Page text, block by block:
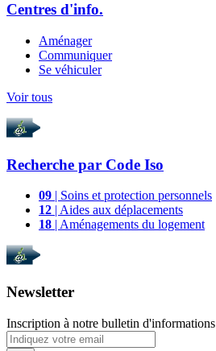
Centres d'info.
Aménager
Communiquer
Se véhiculer
Voir tous
Recherche par Code Iso
09 | Soins et protection personnels
12 | Aides aux déplacements
18 | Aménagements du logement
Newsletter
Inscription à notre bulletin d'informations